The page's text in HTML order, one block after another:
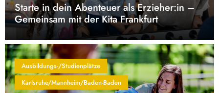
Starte in dein Abenteuer als Erzieher:in –
Gemeinsam mit der Kita Frankfurt
Ausbildungs-/Studienplätze
Karlsruhe/Mannheim/Baden-Baden